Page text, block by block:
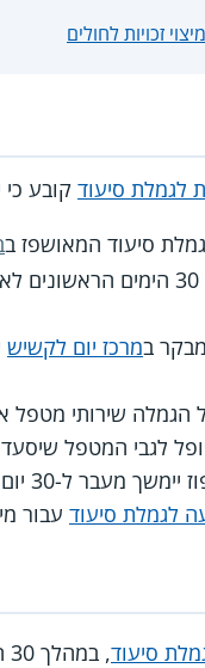
זכויות לחולים
לגמלת סיעוד קובע
סיעוד המאושפז ב
במרכז יום לקשיש
הגמלה שירותי
לגבי המטפל שיסעד
שירותי הגמלה החל מהיום ה-31 לאשפוז.
לגמלת סיעוד עבור
סיעוד, במהלך 30 הימים הראשונים לאשפוזו ב